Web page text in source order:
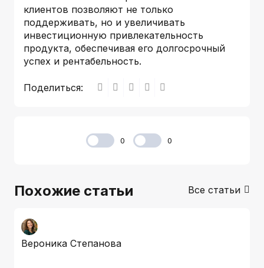
клиентов позволяют не только
поддерживать, но и увеличивать
инвестиционную привлекательность
продукта, обеспечивая его долгосрочный
успех и рентабельность.
Поделиться:
0 0
Похожие статьи Все статьи
Вероника Степанова